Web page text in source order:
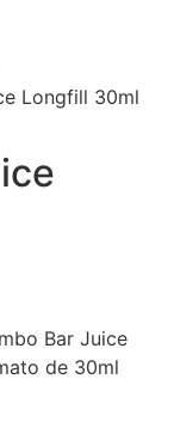
Longfill 30ml
Bar Juice
de 30ml